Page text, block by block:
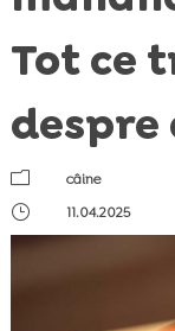
Tot ce
despre
m
câine
}
11.04.2025